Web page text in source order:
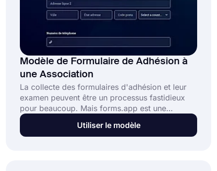
Modèle de Formulaire de Adhésion à
une Association
La collecte des formulaires d'adhésion et leur
examen peuvent être un processus fastidieux
pour beaucoup. Mais forms.app est une
excellente solution pour les seniors associatifs.
Avec un modèle de formulaire d'adhésion à une
Utiliser le modèle